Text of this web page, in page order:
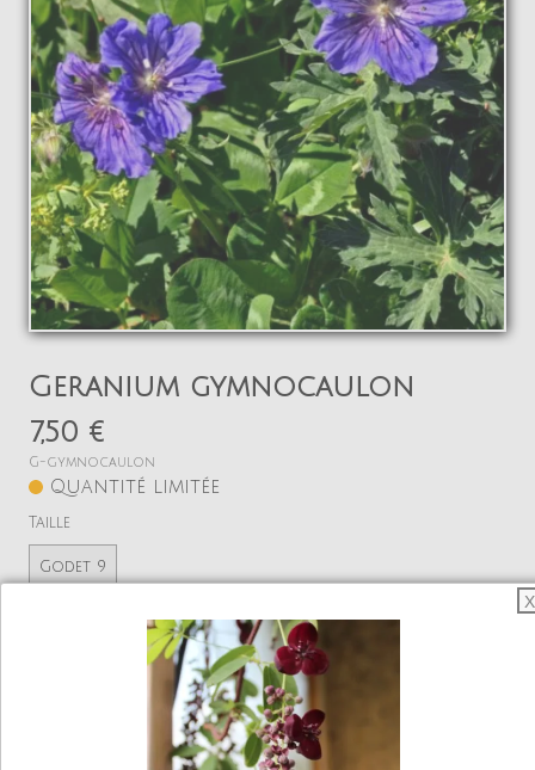
Infos
Avis
Contact
0
Geranium gymnocaulon
7,50 €
G-gymnocaulon
Quantité limitée
Taille
Godet 9
+
Ajouter
X